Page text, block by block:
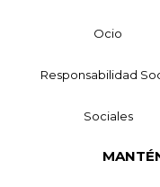
Ocio
Responsabilidad
Sociales